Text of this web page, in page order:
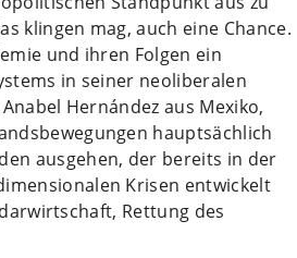
klingen mag, auch eine Chance.
und ihren Folgen ein
in seiner neoliberalen
Hernández aus Mexiko,
hauptsächlich
ausgehen, der bereits in der
Krisen entwickelt
Rettung des